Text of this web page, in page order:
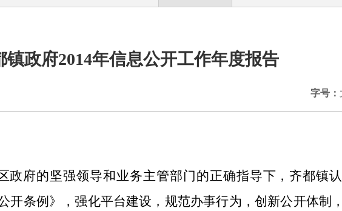
镇政府2014年信息公开工作年度报告
字号：
政府的坚强领导和业务主管部门的正确指导下，齐都镇
开条例》，强化平台建设，规范办事行为，创新公开体制